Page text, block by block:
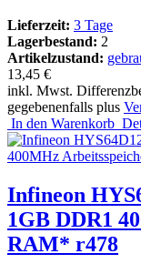
Lieferzeit: 3 Tage
Lagerbestand: 2
Artikelzustand:
13,45 €
inkl. Mwst.
gegebenenfalls plus
In den Warenkorb
Infineon
1GB DDR1
RAM* r478